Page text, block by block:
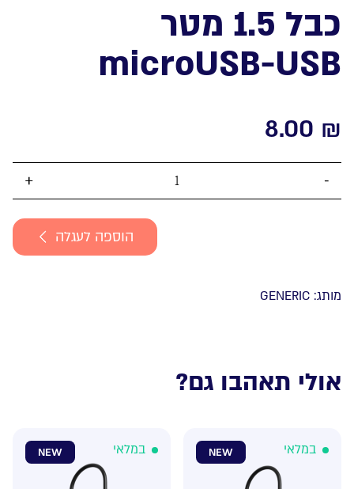
כבל 1.5 מטר
microUSB-USB
8.00 ₪
USB
הוספה לעגלה
מותג: GENERIC
אולי תאהבו גם?
NEW במלאי NEW במלאי